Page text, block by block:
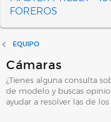
FOREROS
EQUIPO
Cámaras
¿Tienes alguna consulta
de modelo y buscas
ayudar a resolver las de